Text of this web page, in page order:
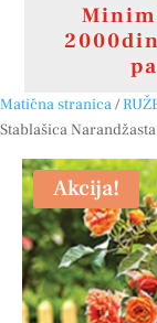
Matična stranica/
Stablašica Narandžasta
Akcija!